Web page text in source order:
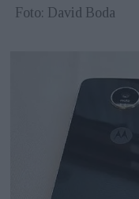
Foto: David Boda